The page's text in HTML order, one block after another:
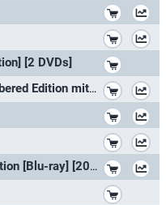
[2 DVDs]
Species 1-4 Blu Ray Limited Numbered Edition mit deutschem Ton
Species 1-4 Collector's Deluxe Edition [Blu-ray] [2022]